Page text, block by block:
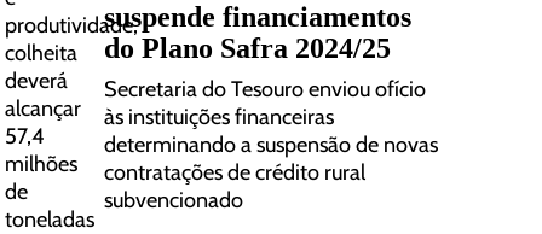
produtividade,
colheita
deverá
alcançar
57,4
milhões
de
toneladas
suspende financiamentos
do Plano Safra 2024/25
Secretaria do Tesouro enviou ofício
às instituições financeiras
determinando a suspensão de novas
contratações de crédito rural
subvencionado